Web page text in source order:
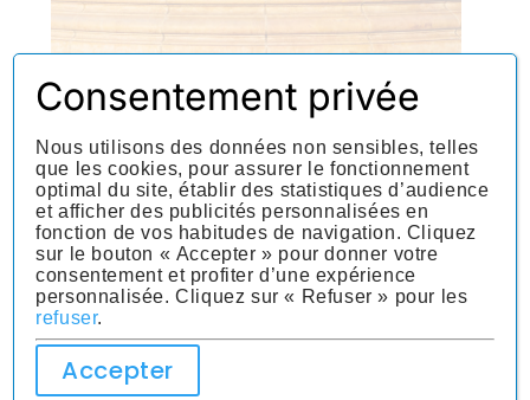
Consentement privée
Nous utilisons des données non sensibles, telles
que les cookies, pour assurer le fonctionnement
optimal du site, établir des statistiques d’audience
et afficher des publicités personnalisées en
fonction de vos habitudes de navigation. Cliquez
sur le bouton « Accepter » pour donner votre
consentement et profiter d’une expérience
personnalisée. Cliquez sur « Refuser » pour les
refuser.
Accepter